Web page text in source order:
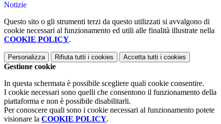
Notizie
Questo sito o gli strumenti terzi da questo utilizzati si avvalgono di
cookie necessari al funzionamento ed utili alle finalità illustrate nella
COOKIE POLICY.
Personalizza Rifiuta tutti i cookies Accetta tutti i cookies
Gestione cookie
In questa schermata è possibile scegliere quali cookie consentire.
I cookie necessari sono quelli che consentono il funzionamento della
piattaforma e non è possibile disabilitarli.
Per conoscere quali sono i cookie necessari al funzionamento potete
visionare la COOKIE POLICY.